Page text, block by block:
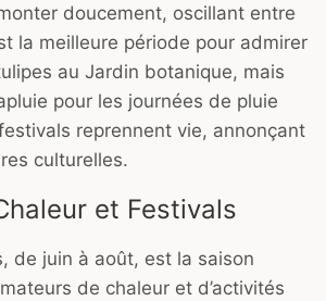
doucement, oscillant entre
la meilleure période pour admirer
au Jardin botanique, mais
pour les journées de pluie
reprennent vie, annonçant
culturelles.
et Festivals
de juin à août, est la saison
de chaleur et d’activités